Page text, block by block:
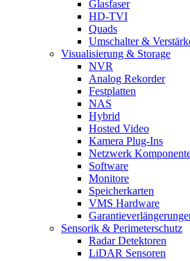
Glasfaser
HD-TVI
Quads
Umschalter &
Visualisierung & Storage
NVR
Analog Rekorder
Festplatten
NAS
Hybrid
Hosted Video
Kamera Plug-Ins
Netzwerk
Software
Monitore
Speicherkarten
VMS Hardware
Sensorik & Perimeterschutz
Radar Detektoren
LiDAR Sensoren